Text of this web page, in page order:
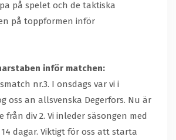
på spelet och de taktiska
på toppformen inför
inför matchen:
nr.3. I onsdags var vi i
oss an allsvenska Degerfors. Nu är
från div 2. Vi inleder säsongen med
dagar. Viktigt för oss att starta